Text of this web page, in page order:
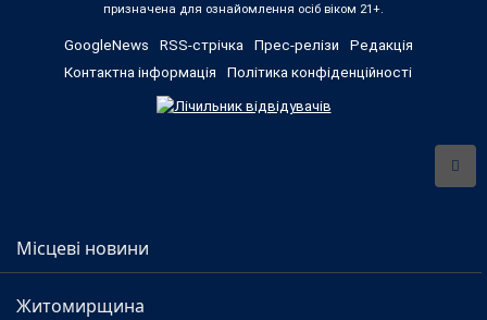
призначена для ознайомлення осіб віком 21+.
GoogleNews RSS-стрічка Прес-релізи
Редакція
Контактна інформація
Політика конфіденційності
Місцеві новини
Житомирщина